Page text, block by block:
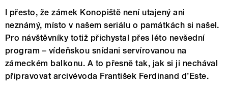
I přesto, že zámek Konopiště není utajený ani
neznámý, místo v našem seriálu o památkách si našel.
Pro návštěvníky totiž přichystal přes léto nevšední
program – vídeňskou snídani servírovanou na
zámeckém balkonu. A to přesně tak, jak si ji nechával
připravovat arcivévoda František Ferdinand d’Este.